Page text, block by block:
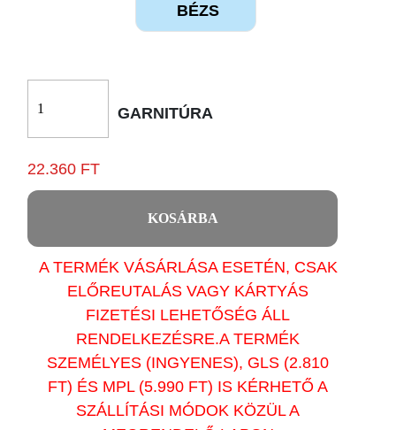
BÉZS
GARNITÚRA
22.360 FT
KOSÁRBA
A TERMÉK VÁSÁRLÁSA ESETÉN, CSAK
ELŐREUTALÁS VAGY KÁRTYÁS
FIZETÉSI LEHETŐSÉG ÁLL
RENDELKEZÉSRE.A TERMÉK
SZEMÉLYES (INGYENES), GLS (2.810
FT) ÉS MPL (5.990 FT) IS KÉRHETŐ A
SZÁLLÍTÁSI MÓDOK KÖZÜL A